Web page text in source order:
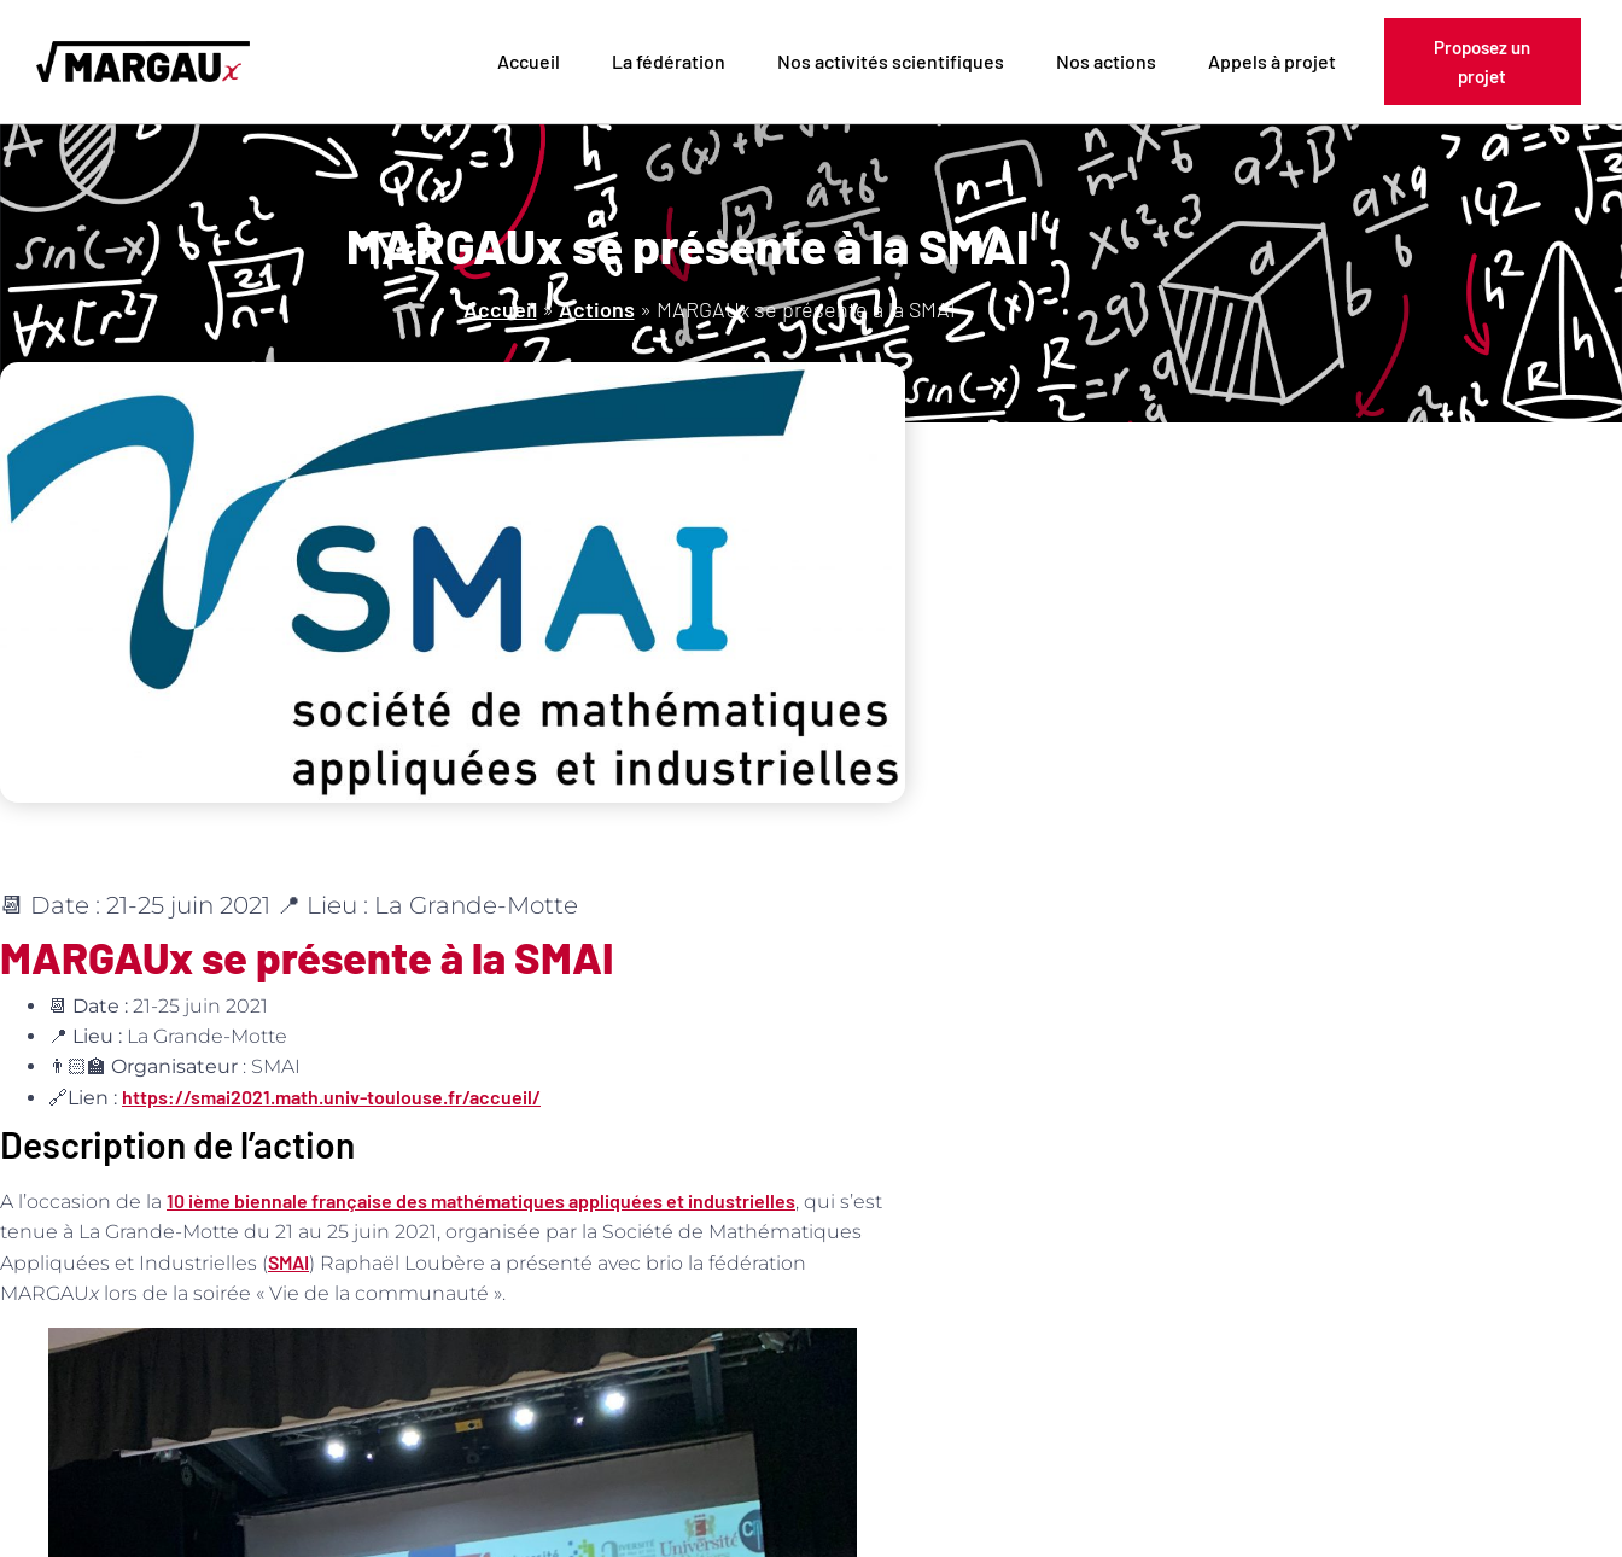
Accueil La fédération Nos activités scientifiques Nos actions Appels à projet
Proposez un
projet
MARGAUx se présente à la SMAI
Accueil»Actions» MARGAUx se présente à la SMAI
📆 Date : 21-25 juin 2021 📍 Lieu : La Grande-Motte
MARGAUx se présente à la SMAI
📆 Date : 21-25 juin 2021
📍 Lieu : La Grande-Motte
👨🏻‍🏫 Organisateur : SMAI
🔗Lien : https://smai2021.math.univ-toulouse.fr/accueil/
Description de l’action
A l’occasion de la 10 ième biennale française des mathématiques appliquées et industrielles, qui s’est
tenue à La Grande-Motte du 21 au 25 juin 2021, organisée par la Société de Mathématiques
Appliquées et Industrielles (SMAI) Raphaël Loubère a présenté avec brio la fédération
MARGAUxlors de la soirée « Vie de la communauté ».